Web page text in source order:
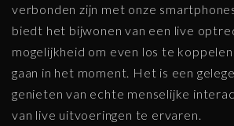
verbonden zijn met onze
biedt het bijwonen van een live
mogelijkheid om even los te
gaan in het moment. Het is een
genieten van echte menselijke
van live uitvoeringen te ervaren.